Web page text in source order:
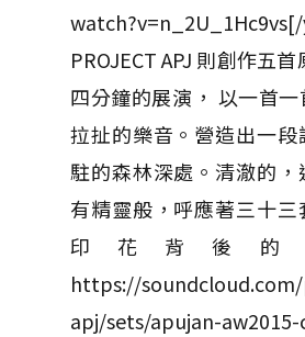
PROJECT APJ 則創作五
四分鐘的展演， 以一首
拉扯的樂音。營造出一段
駐的森林深處。清澈的，
有精靈般，呼應著三十三
印花背後的
https://
apj/sets/apujan-